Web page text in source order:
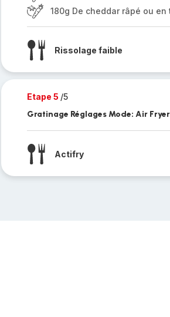
180g De cheddar râpé ou en
Rissolage faible
Etape 5 /5
Gratinage Réglages Mode: Air
Actifry